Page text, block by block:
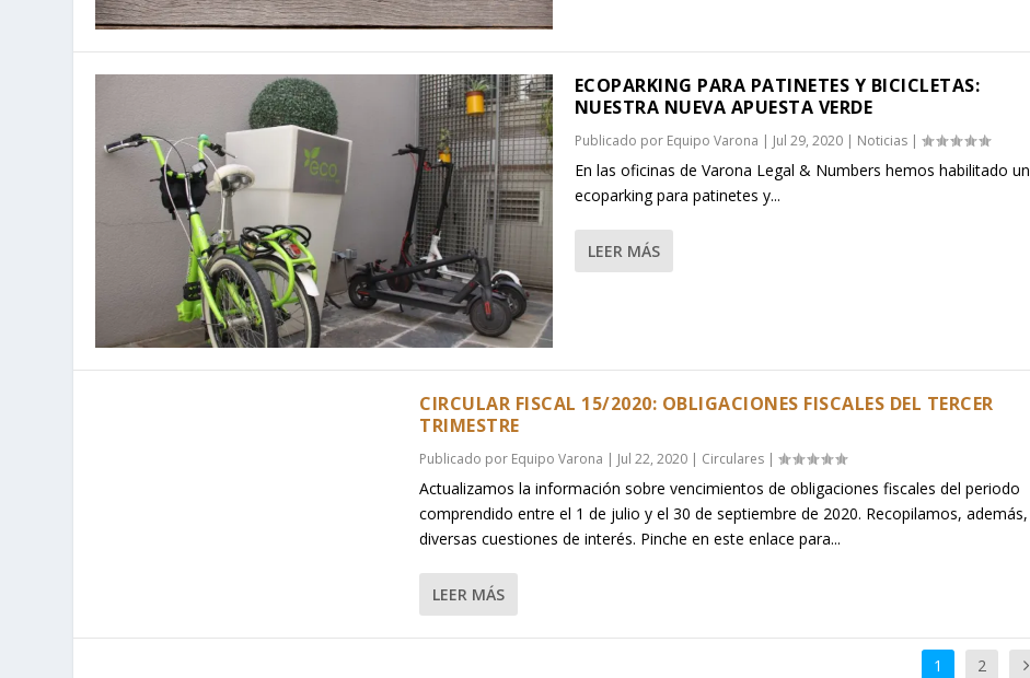
ECOPARKING PARA PATINETES Y BICICLETAS:
NUESTRA NUEVA APUESTA VERDE
Publicado por Equipo Varona | Jul 29, 2020| Noticias|
En las oficinas de Varona Legal & Numbers hemos habilitado un
ecoparking para patinetes y...
LEER MÁS
CIRCULAR FISCAL 15/2020: OBLIGACIONES FISCALES DEL TERCER
TRIMESTRE
Publicado por Equipo Varona | Jul 22, 2020 | Circulares |
Actualizamos la información sobre vencimientos de obligaciones fiscales del periodo
comprendido entre el 1 de julio y el 30 de septiembre de 2020. Recopilamos, además,
diversas cuestiones de interés. Pinche en este enlace para...
LEER MÁS
1 2